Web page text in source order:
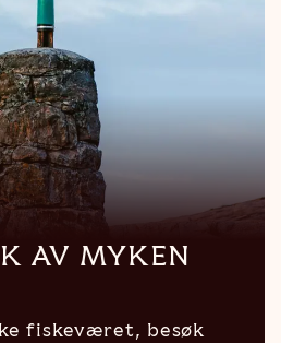
AV MYKEN
fiskeværet, besøk